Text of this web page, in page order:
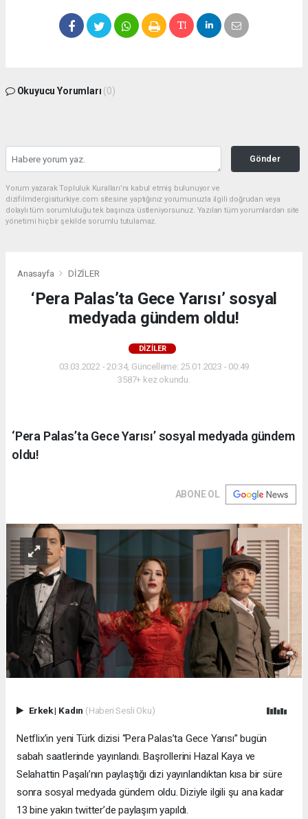
Okuyucu Yorumları (0)
Gönder
Yorum yazarak Topluluk Kuralları’nı kabul etmiş bulunuyor ve
dizifilmdergisiturkiye.com sitesine yaptığınız yorumunuzla ilgili doğrudan veya
dolaylı tüm sorumluluğu tek başınıza üstleniyorsunuz. Yazılan tüm yorumlardan site
yönetimi hiçbir şekilde sorumlu tutulamaz.
Anasayfa DİZİLER
‘Pera Palas’ta Gece Yarısı’ sosyal
medyada gündem oldu!
DİZİLER
03.03.2022 - 20:34, Güncelleme: 25.01.2023 - 00:49
3587+ kez okundu.
‘Pera Palas’ta Gece Yarısı’ sosyal medyada gündem
oldu!
ABONE OL
Erkek| Kadın (Haberi Sesli Oku)
Netflix’in yeni Türk dizisi “Pera Palas’ta Gece Yarısı” bugün
sabah saatlerinde yayınlandı. Başrollerini Hazal Kaya ve
Selahattin Paşalı’nın paylaştığı dizi yayınlandıktan kısa bir süre
sonra sosyal medyada gündem oldu. Diziyle ilgili şu ana kadar
13 bine yakın twitter’de paylaşım yapıldı.